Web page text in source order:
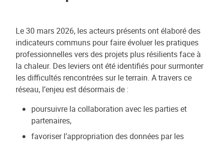
Le 30 mars 2026, les acteurs présents ont élaboré des
indicateurs communs pour faire évoluer les pratiques
professionnelles vers des projets plus résilients face à
la chaleur. Des leviers ont été identifiés pour surmonter
les difficultés rencontrées sur le terrain. A travers ce
réseau, l’enjeu est désormais de :
poursuivre la collaboration avec les parties et
partenaires,
favoriser l’appropriation des données par les